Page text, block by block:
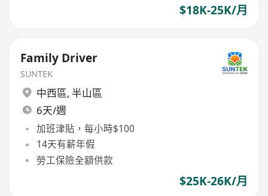
$18K-25K/月
Family Driver
SUNTEK
中西區, 半山區
6天/週
加班津貼，每小時$100
14天有薪年假
勞工保險全額供款
$25K-26K/月